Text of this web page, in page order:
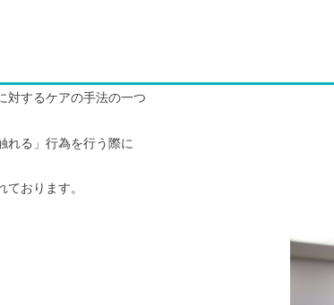
対するケアの手法の一つ
れる」行為を行う際に
おります。